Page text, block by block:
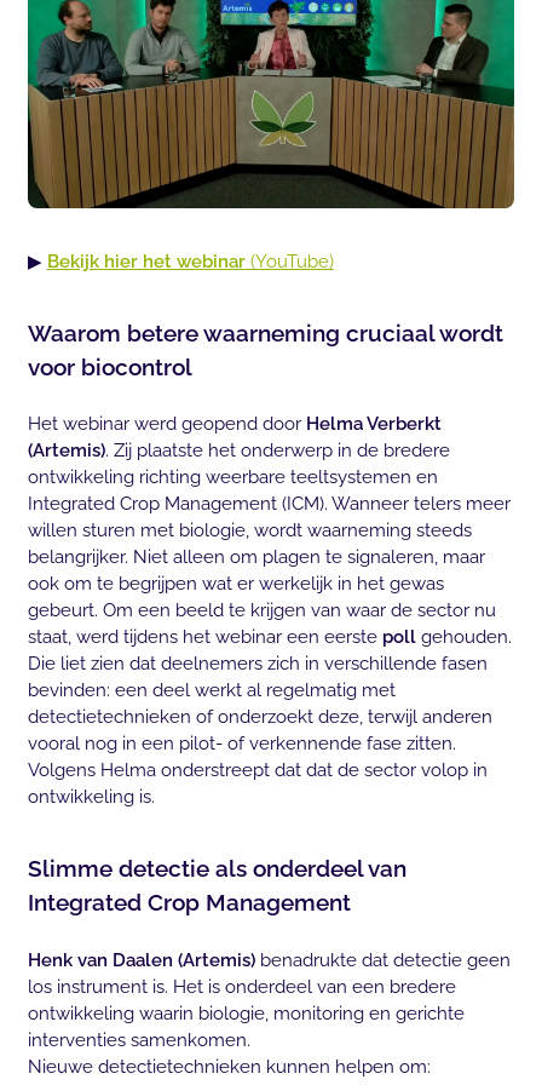
▶ Bekijk hier het webinar(YouTube)
Waarom betere waarneming cruciaal wordt
voor biocontrol
Het webinar werd geopend door Helma Verberkt
(Artemis). Zij plaatste het onderwerp in de bredere
ontwikkeling richting weerbare teeltsystemen en
Integrated Crop Management (ICM). Wanneer telers meer
willen sturen met biologie, wordt waarneming steeds
belangrijker. Niet alleen om plagen te signaleren, maar
ook om te begrijpen wat er werkelijk in het gewas
gebeurt. Om een beeld te krijgen van waar de sector nu
staat, werd tijdens het webinar een eerste pollgehouden.
Die liet zien dat deelnemers zich in verschillende fasen
bevinden: een deel werkt al regelmatig met
detectietechnieken of onderzoekt deze, terwijl anderen
vooral nog in een pilot- of verkennende fase zitten.
Volgens Helma onderstreept dat dat de sector volop in
ontwikkeling is.
Slimme detectie als onderdeel van
Integrated Crop Management
Henk van Daalen (Artemis)benadrukte dat detectie geen
los instrument is. Het is onderdeel van een bredere
ontwikkeling waarin biologie, monitoring en gerichte
interventies samenkomen.
Nieuwe detectietechnieken kunnen helpen om: